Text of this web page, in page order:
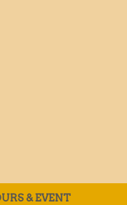
& EVENT